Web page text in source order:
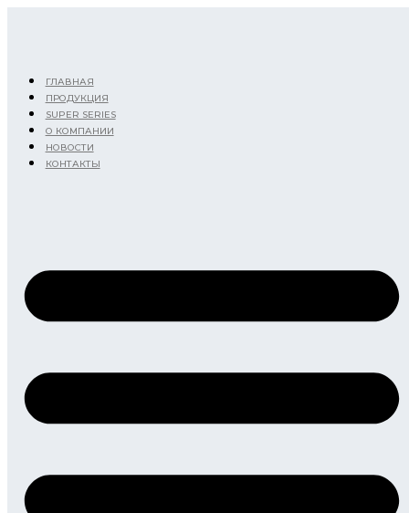
ГЛАВНАЯ
ПРОДУКЦИЯ
SUPER SERIES
О КОМПАНИИ
НОВОСТИ
КОНТАКТЫ